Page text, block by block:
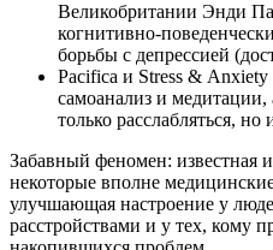
Великобритании Энди
когнитивно-
борьбы с депрессией
Pacifica и Stress &
самоанализ и
только расслабляться,
Забавный феномен: известная
некоторые вполне
улучшающая настроение у
расстройствами и у тех, кому